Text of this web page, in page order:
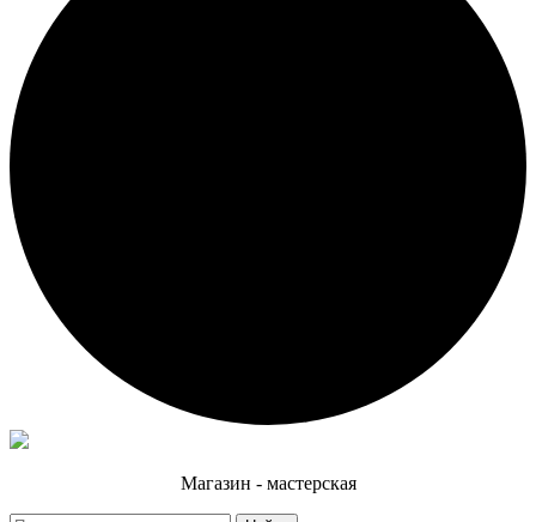
Магазин - мастерская